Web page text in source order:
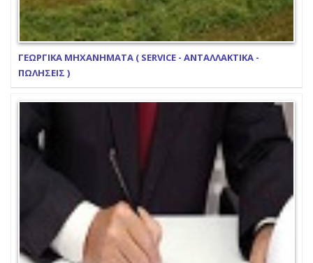
ΓΕΩΡΓΙΚΑ ΜΗΧΑΝΗΜΑΤΑ ( SERVICE - ΑΝΤΑΛΛΑΚΤΙΚΑ -
ΠΩΛΗΣΕΙΣ )